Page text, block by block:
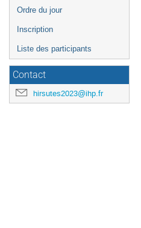
Ordre du jour
Inscription
Liste des participants
Contact
hirsutes2023@ihp.fr